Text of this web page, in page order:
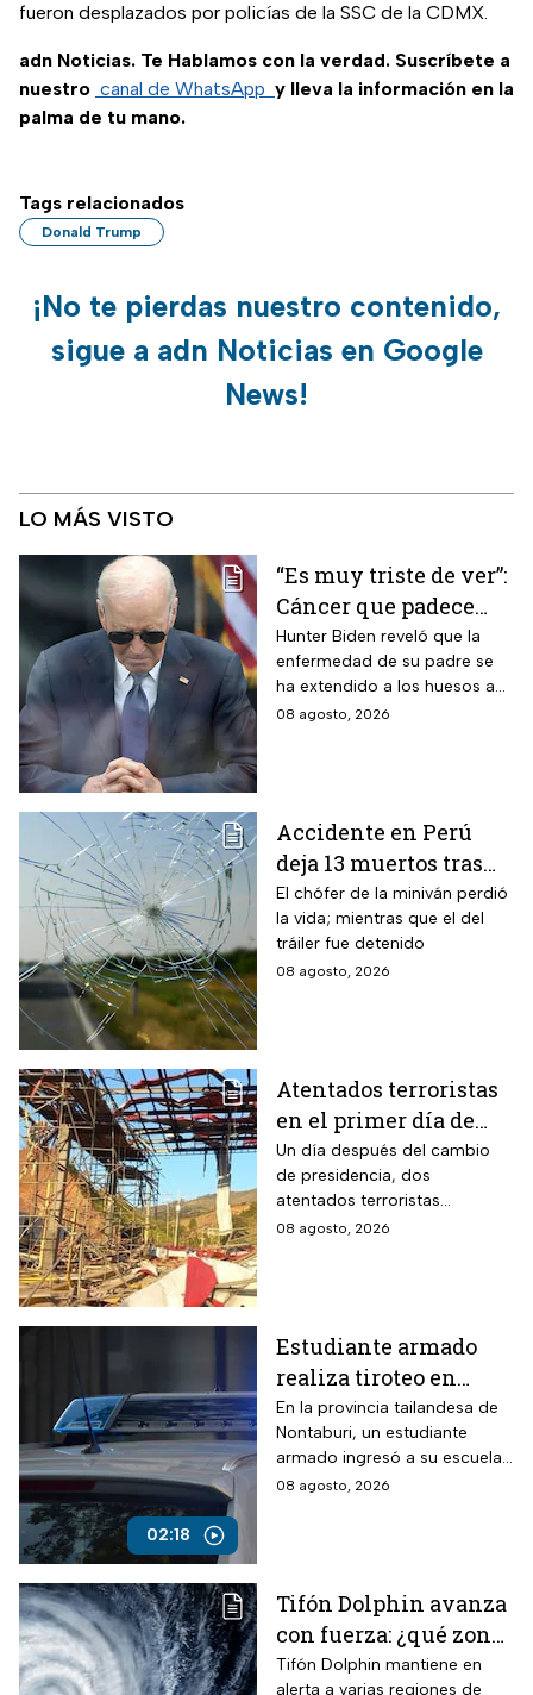
fueron desplazados por policías de la SSC de la CDMX.
adn Noticias. Te Hablamos con la verdad. Suscríbete a
nuestro canal de WhatsApp y lleva la información en la
palma de tu mano.
Tags relacionados
Donald Trump
¡No te pierdas nuestro contenido,
sigue a adn Noticias en Google
News!
LO MÁS VISTO
“Es muy triste de ver”:
Cáncer que padece
Joe Biden se propaga
y causa metástasis
Hunter Biden reveló que la
enfermedad de su padre se
ha extendido a los huesos a
pesar del tratamiento.
08 agosto, 2026
Accidente en Perú
deja 13 muertos tras
choque entre una
miniván y un tráiler
El chófer de la miniván perdió
la vida; mientras que el del
tráiler fue detenido
08 agosto, 2026
Atentados terroristas
en el primer día de
presidencia de
Abelardo De la
Espriella en Colombia
Un día después del cambio
de presidencia, dos
atentados terroristas
ocurrieron en Colombia
08 agosto, 2026
02:18
Estudiante armado
realiza tiroteo en
escuela de Tailandia
En la provincia tailandesa de
Nontaburi, un estudiante
armado ingresó a su escuela
y abrió fuego contra
08 agosto, 2026
Tifón Dolphin avanza
con fuerza: ¿qué zonas
están en alerta?
Tifón Dolphin mantiene en
alerta a varias regiones de